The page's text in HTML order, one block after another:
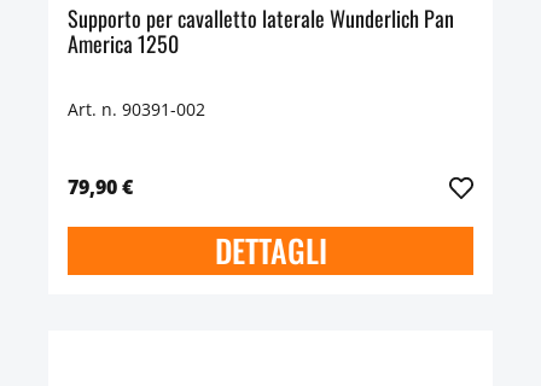
Supporto per cavalletto laterale Wunderlich Pan
America 1250
Art. n. 90391-002
79,90 €
DETTAGLI